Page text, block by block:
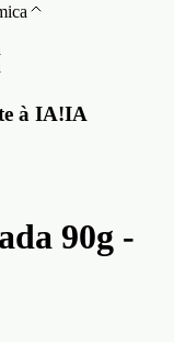
à IA!IA
90g -